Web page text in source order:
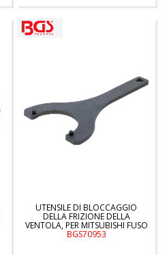
UTENSILE DI BLOCCAGGIO
DELLA FRIZIONE DELLA
VENTOLA, PER MITSUBISHI FUSO
BGS70953